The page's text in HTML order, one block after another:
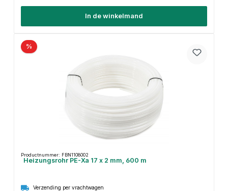
In de winkelmand
%
Productnummer: FBN1108002
Heizungsrohr PE-Xa 17 x 2 mm, 600 m
Verzending per vrachtwagen